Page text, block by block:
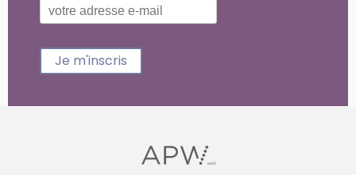
Je m'inscris